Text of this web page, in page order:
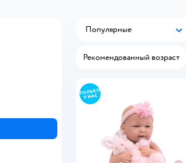
Популярные
Популярные
Рекомендованный возраст